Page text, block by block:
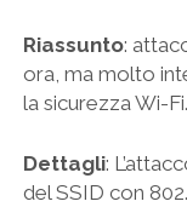
Riassunto:
ora, ma molto
la sicurezza Wi-Fi.
Dettagli:
del SSID con